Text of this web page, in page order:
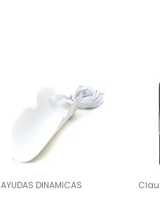
AYUDAS DINAMICAS